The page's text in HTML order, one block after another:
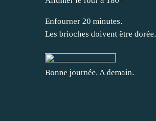
Enfourner 20 minutes.
Les brioches doivent être dorée.
Bonne journée. A demain.